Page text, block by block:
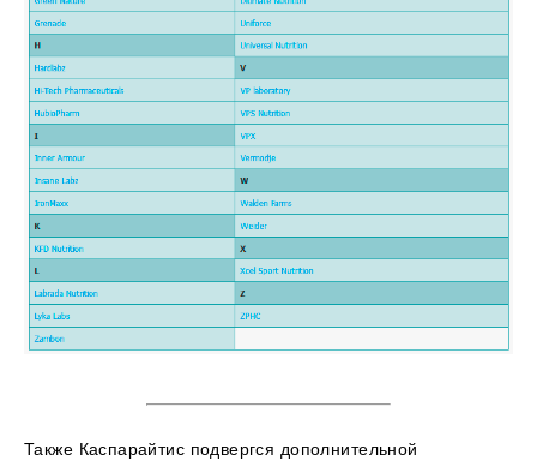
Также Каспарайтис подвергся дополнительной